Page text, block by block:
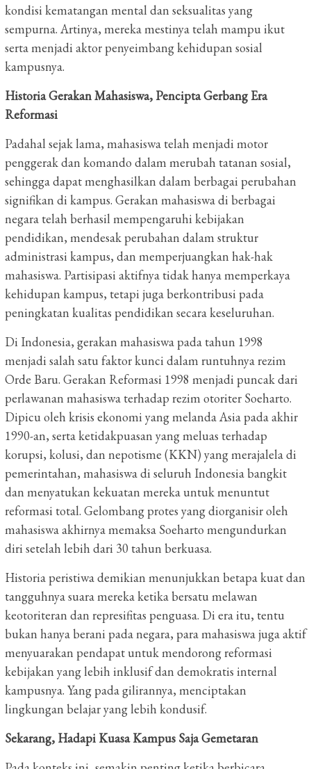
kondisi kematangan mental dan seksualitas yang
sempurna. Artinya, mereka mestinya telah mampu ikut
serta menjadi aktor penyeimbang kehidupan sosial
kampusnya.
Historia Gerakan Mahasiswa, Pencipta Gerbang Era
Reformasi
Padahal sejak lama, mahasiswa telah menjadi motor
penggerak dan komando dalam merubah tatanan sosial,
sehingga dapat menghasilkan dalam berbagai perubahan
signifikan di kampus. Gerakan mahasiswa di berbagai
negara telah berhasil mempengaruhi kebijakan
pendidikan, mendesak perubahan dalam struktur
administrasi kampus, dan memperjuangkan hak-hak
mahasiswa. Partisipasi aktifnya tidak hanya memperkaya
kehidupan kampus, tetapi juga berkontribusi pada
peningkatan kualitas pendidikan secara keseluruhan.
Di Indonesia, gerakan mahasiswa pada tahun 1998
menjadi salah satu faktor kunci dalam runtuhnya rezim
Orde Baru. Gerakan Reformasi 1998 menjadi puncak dari
perlawanan mahasiswa terhadap rezim otoriter Soeharto.
Dipicu oleh krisis ekonomi yang melanda Asia pada akhir
1990-an, serta ketidakpuasan yang meluas terhadap
korupsi, kolusi, dan nepotisme (KKN) yang merajalela di
pemerintahan, mahasiswa di seluruh Indonesia bangkit
dan menyatukan kekuatan mereka untuk menuntut
reformasi total. Gelombang protes yang diorganisir oleh
mahasiswa akhirnya memaksa Soeharto mengundurkan
diri setelah lebih dari 30 tahun berkuasa.
Historia peristiwa demikian menunjukkan betapa kuat dan
tangguhnya suara mereka ketika bersatu melawan
keotoriteran dan represifitas penguasa. Di era itu, tentu
bukan hanya berani pada negara, para mahasiswa juga aktif
menyuarakan pendapat untuk mendorong reformasi
kebijakan yang lebih inklusif dan demokratis internal
kampusnya. Yang pada gilirannya, menciptakan
lingkungan belajar yang lebih kondusif.
Sekarang, Hadapi Kuasa Kampus Saja Gemetaran